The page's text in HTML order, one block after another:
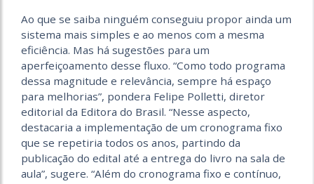
Ao que se saiba ninguém conseguiu propor ainda um
sistema mais simples e ao menos com a mesma
eficiência. Mas há sugestões para um
aperfeiçoamento desse fluxo. “Como todo programa
dessa magnitude e relevância, sempre há espaço
para melhorias”, pondera Felipe Polletti, diretor
editorial da Editora do Brasil. “Nesse aspecto,
destacaria a implementação de um cronograma fixo
que se repetiria todos os anos, partindo da
publicação do edital até a entrega do livro na sala de
aula”, sugere. “Além do cronograma fixo e contínuo,